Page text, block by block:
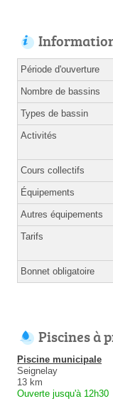
Période d'ouverture
Nombre de bassins
Types de bassin
Activités
Cours collectifs
Équipements
Autres équipements
Tarifs
Bonnet obligatoire
Piscines à
Piscine municipale
Seignelay
13 km
Ouverte jusqu'à 12h30